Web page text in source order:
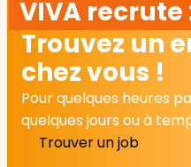
VIVA recrute
Trouvez un
chez vous !
Pour quelques heures
quelques jours ou à
Trouver un job